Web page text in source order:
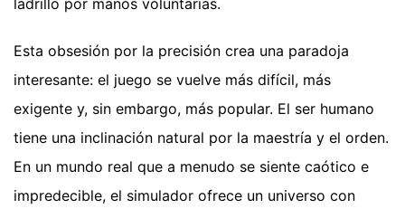
ladrillo por manos voluntarias.
Esta obsesión por la precisión crea una paradoja
interesante: el juego se vuelve más difícil, más
exigente y, sin embargo, más popular. El ser humano
tiene una inclinación natural por la maestría y el orden.
En un mundo real que a menudo se siente caótico e
impredecible, el simulador ofrece un universo con